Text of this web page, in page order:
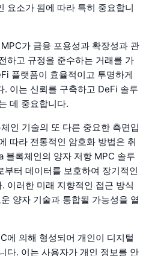
요소가 됨에 따라 특히 중요합니
가 금융 포용성과 확장성과 관
하고 규정을 준수하는 거래를 가
플랫폼이 효율적이고 투명하게
. 이는 신뢰를 구축하고 DeFi 솔루
데 중요합니다.
인 기술의 또 다른 중요한 측면입
따라 전통적인 암호화 방법은 취
블록체인의 양자 저항 MPC 솔루
터 데이터를 보호하여 장기적인
이러한 미래 지향적인 접근 방식
양자 기술과 통합될 가능성을 열
에 의해 형성되어 개인이 디지털
다. 이는 사용자가 개인 정보를 안